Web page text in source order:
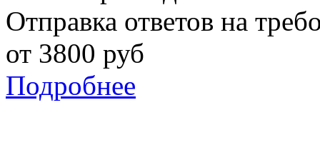
Отправка ответов на
от 3800 руб
Подробнее